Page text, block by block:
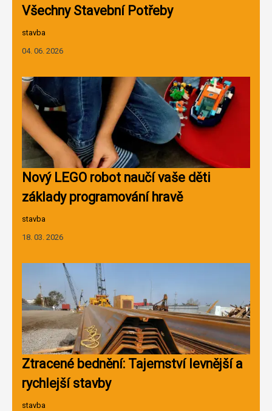
Všechny Stavební Potřeby
stavba
04. 06. 2026
Nový LEGO robot naučí vaše děti
základy programování hravě
stavba
18. 03. 2026
Ztracené bednění: Tajemství levnější a
rychlejší stavby
stavba